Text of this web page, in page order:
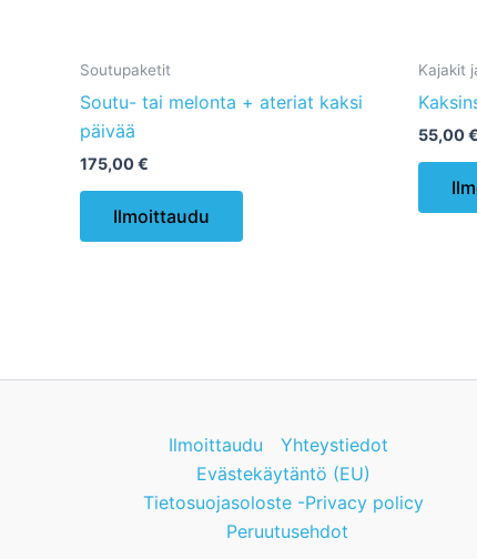
Soutupaketit
Soutu- tai melonta + ateriat kaksi
päivää
175,00€
Ilmoittaudu
Tällä
sivulla.
Kajakit
55,00€
Ilmoittaudu
Yhteystiedot
Evästekäytäntö (EU)
Tietosuojasoloste -Privacy policy
Peruutusehdot